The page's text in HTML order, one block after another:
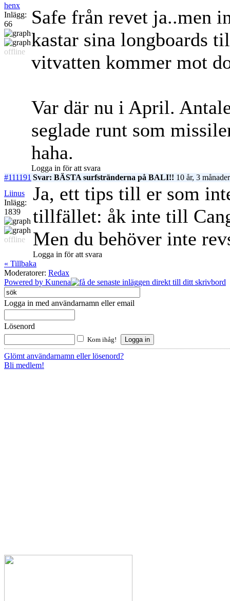
henx
Inlägg:
66
offline
Safe från revet ja..men
kastar sina longboards
vitvatten kommer mot
Var där nu i April.
seglade runt som
haha.
Logga in för att svara
#111191 Svar: BÄSTA surfstränderna på BALI!! 10 år, 3
Liinus
Inlägg:
1839
offline
Ja, ett tips till er som
tillfället: åk inte till
Men du behöver inte
Logga in för att svara
« Tillbaka
Moderatorer: Redax
Powered by Kunena
Logga in med användarnamn eller email
Lösenord
Kom ihåg!
Glömt användarnamn eller lösenord?
Bli medlem!